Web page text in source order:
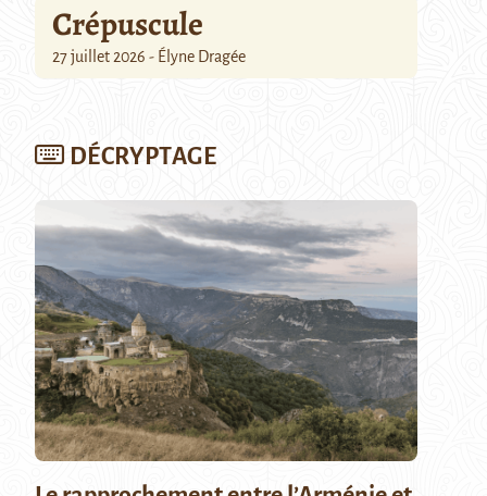
Crépuscule
27 juillet 2026 - Élyne Dragée
DÉCRYPTAGE